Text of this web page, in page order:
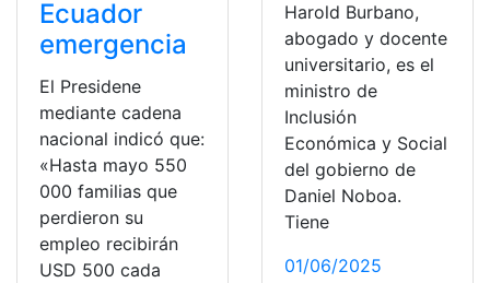
Ecuador
emergencia
El Presidene
mediante cadena
nacional indicó que:
«Hasta mayo 550
000 familias que
perdieron su
empleo recibirán
USD 500 cada
Harold Burbano,
abogado y docente
universitario, es el
ministro de
Inclusión
Económica y Social
del gobierno de
Daniel Noboa.
Tiene
01/06/2025